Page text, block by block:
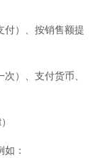
）、按销售额提
）、支付货币、
：